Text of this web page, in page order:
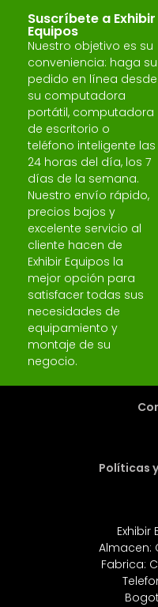
Suscríbete a Exhibir
Equipos
Nuestro objetivo es su
conveniencia: haga su
pedido en línea desde
su computadora
portátil, computadora
de escritorio o
teléfono inteligente las
24 horas del día, los 7
días de la semana.
Nuestro envío rápido,
precios bajos y
excelente servicio al
cliente hacen de
Exhibir Equipos la
mejor opción para
satisfacer todas sus
necesidades de
equipamiento y
montaje de su
negocio.
Políticas
Exhibir
Almacen:
Fabrica: